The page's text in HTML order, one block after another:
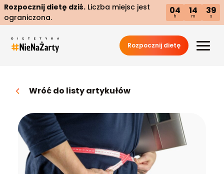
Rozpocznij dietę dziś. Liczba miejsc jest
ograniczona.
04
h
14
m
38
s
Rozpocznij dietę
Wróć do listy artykułów